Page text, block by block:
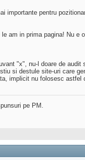
importante pentru
am in prima pagina! Nu e
"x", nu-l doare de
si destule site-uri care
implicit nu folosesc astfel
pe PM.